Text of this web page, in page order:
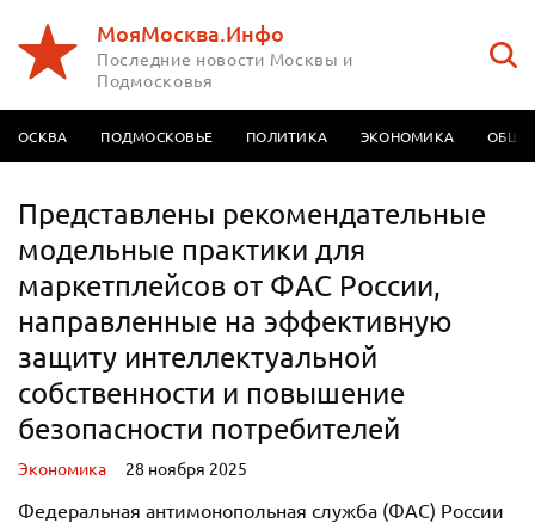
МояМосква.Инфо
Последние новости Москвы и
Подмосковья
МОСКВА ПОДМОСКОВЬЕ ПОЛИТИКА ЭКОНОМИКА
Представлены рекомендательные
модельные практики для
маркетплейсов от ФАС России,
направленные на эффективную
защиту интеллектуальной
собственности и повышение
безопасности потребителей
Экономика 28 ноября 2025
Федеральная антимонопольная служба (ФАС) России